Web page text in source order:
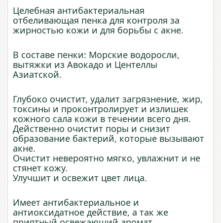
Целебная антибактериальная
отбеливающая пенка для контроля за
жирностью кожи и для борьбы с акне.
В составе пенки: Морские водоросли,
вытяжки из Авокадо и Центеллы
Азиатской.
Глубоко очистит, удалит загрязнение, жир,
токсины и проконтролирует и излишек
кожного сала кожи в течении всего дня.
Действенно очистит поры и снизит
образование бактерий, которые вызывают
акне.
Очистит невероятно мягко, увлажнит и не
стянет кожу.
Улучшит и освежит цвет лица.
Имеет антибактериальное и
антиоксидатное действие, а так же